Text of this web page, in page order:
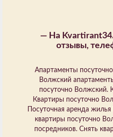
— На
отзывы,
Апартаменты
Волжский
посуточно Волжский.
Квартиры посуточно
Посуточная аренда
квартиры посуточно
посредников. Снять